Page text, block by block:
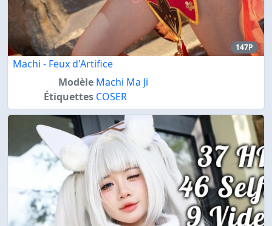
147P
Machi - Feux d'Artifice
Modèle Machi Ma Ji
Étiquettes COSER